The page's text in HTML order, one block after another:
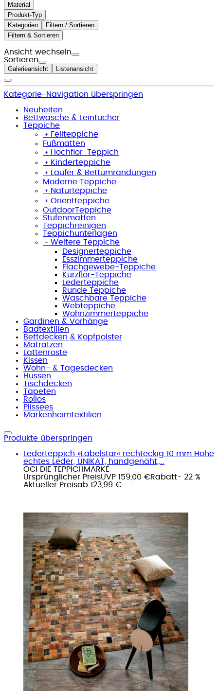
Material
Produkt-Typ
Kategorien
Filtern / Sortieren
Filtern & Sortieren
Ansicht wechseln
Sortieren
Galerieansicht Listenansicht
Kategorie-Navigation überspringen
Neuheiten
Bettwäsche & Leintücher
Teppiche
﹢ Fellteppiche
Fußmatten
﹢ Hochflor-Teppich
﹢ Kinderteppiche
﹢
Läufer & Bettumrandungen
Moderne Teppiche
﹢ Naturteppiche
﹢ Orientteppiche
OutdoorTeppiche
Stufenmatten
Teppichreinigen
Teppichunterlagen
﹣ Weitere Teppiche
Designerteppiche
Esszimmerteppiche
Flachgewebe-Teppiche
Kurzflor-Teppiche
Lederteppiche
Runde Teppiche
Waschbare Teppiche
Webteppiche
Wohnzimmerteppiche
Gardinen & Vorhänge
Badtextilien
Bettdecken & Kopfpolster
Matratzen
Lattenroste
Kissen
Wohn- & Tagesdecken
Hussen
Tischdecken
Tapeten
Rollos
Plissees
Markenheimtextilien
Produkte überspringen
Lederteppich »Labelstar« rechteckig 10 mm Höhe
echtes Leder, UNIKAT, handgenäht,...
OCI DIE TEPPICHMARKE
Ursprünglicher PreisUVP 159,00 €Rabatt- 22 %
Aktueller Preisab 123,99 €